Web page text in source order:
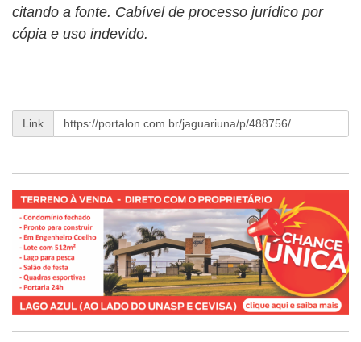
citando a fonte. Cabível de processo jurídico por
cópia e uso indevido.
Link